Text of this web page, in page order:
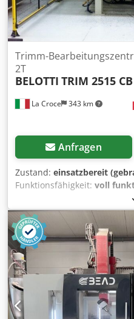
La Croce 343 km
Trimm-
2T
BELOTTI TRIM 2515
Anfragen
Zustand: einsatzbereit
Funktionsfähigkeit: voll
,
Eingangsstroms:Drehstrom
mm, Verfahrweg Y-Achse:
900 mm, Anzahl der
Steuerungshersteller:
sinumerik 840D
,
m/min,
Vorschubgeschwindigkeit Z-
des Spindelmotors:6’500 W
Drehzahl (max.):
30 U/min ,